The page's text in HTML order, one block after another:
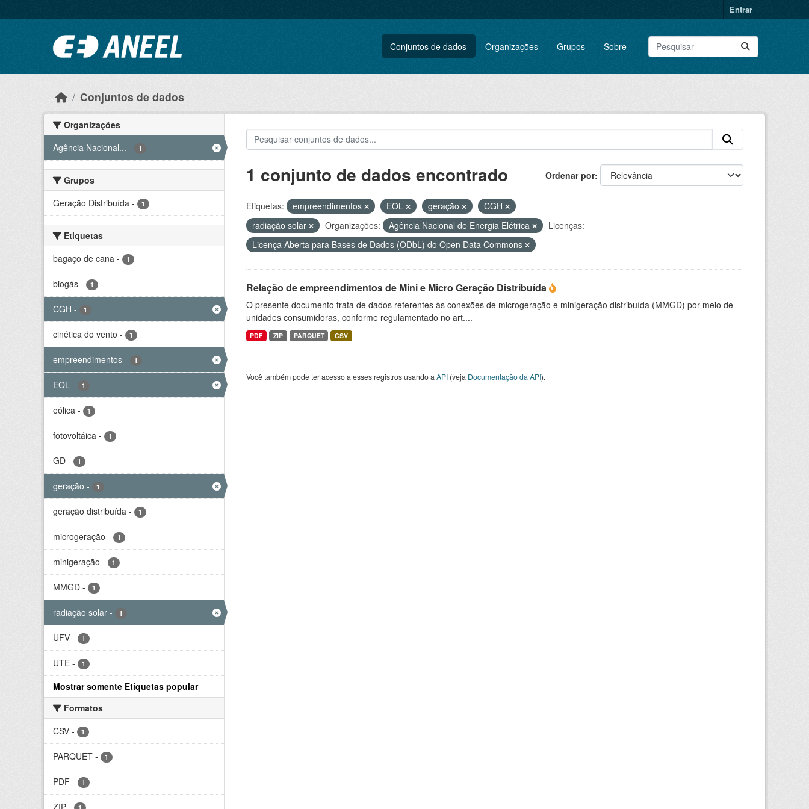
Entrar
Conjuntos de dados Organizações Grupos Sobre
Conjuntos de dados
Organizações
Agência Nacional... - 1
Grupos
Geração Distribuída - 1
Etiquetas
bagaço de cana - 1
biogás - 1
CGH - 1
cinética do vento - 1
empreendimentos - 1
EOL - 1
eólica - 1
fotovoltáica - 1
GD - 1
geração - 1
geração distribuída - 1
microgeração - 1
minigeração - 1
MMGD - 1
radiação solar - 1
UFV - 1
UTE - 1
Mostrar somente Etiquetas popular
Formatos
CSV - 1
PARQUET - 1
PDF - 1
ZIP -
Ordenar por
1 conjunto de dados encontrado
Etiquetas: empreendimentos EOL geração
CGH
radiação solar
Organizações: Agência Nacional de Energia Elétrica
Licenças:
Licença Aberta para Bases de Dados (ODbL) do Open Data Commons
Relação de empreendimentos de Mini e Micro Geração Distribuída
O presente documento trata de dados referentes às conexões de microgeração e minigeração distribuída (MMGD) por meio de
unidades consumidoras, conforme regulamentado no art....
PDF ZIP PARQUET CSV
Você também pode ter acesso a esses registros usando a API(veja Documentação da API).